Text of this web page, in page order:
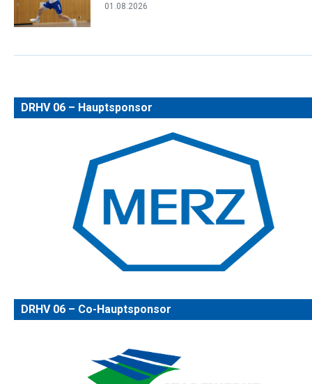
01.08.2026
DRHV 06 – Hauptsponsor
DRHV 06 – Co-Hauptsponsor